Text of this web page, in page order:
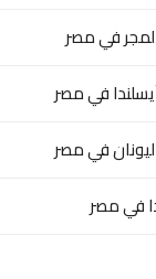
في مصر
في مصر
في مصر
في مصر